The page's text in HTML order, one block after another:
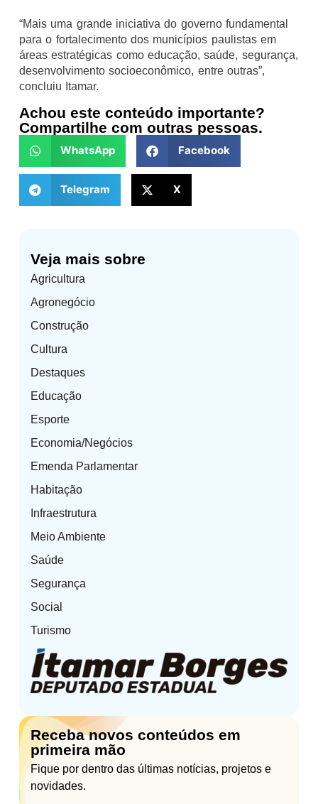
Veja mais sobre
Agricultura
Agronegócio
Construção
Cultura
Destaques
Educação
Esporte
Economia/Negócios
Emenda Parlamentar
Habitação
Infraestrutura
Meio Ambiente
Saúde
Segurança
Social
Turismo
Receba novos conteúdos em
primeira mão
Fique por dentro das últimas notícias, projetos e
novidades.
“Mais uma grande iniciativa do governo fundamental
para o fortalecimento dos municípios paulistas em
áreas estratégicas como educação, saúde, segurança,
desenvolvimento socioeconômico, entre outras”,
concluiu Itamar.
Achou este conteúdo importante?
Compartilhe com outras pessoas.
WhatsApp Facebook
Telegram X